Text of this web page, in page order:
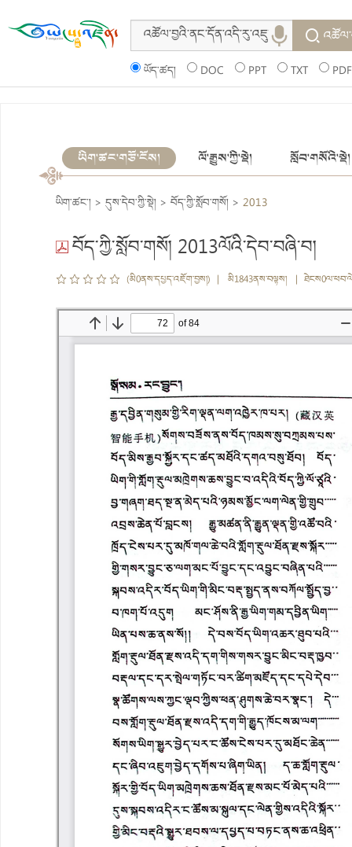
ཡོད་ཚད། DOC PPT TXT PDF
ཡིག་ཚང་གཙོ་ངོས། ལོ་རྒྱུས་ཀྱི་སྡེ། སློབ་གསོའི་སྡེ།
ཡིག་ཚང་། > དུས་དེབ་ཀྱི་སྡེ། > བོད་ཀྱི་སློབ་གསོ། > 2013
བོད་ཀྱི་སློབ་གསོ། 2013ལོའི་དེབ་བཞི་བ།
(མི0ནས་དཔྱད་འཇོག་བྱས།) | མི1843ནས་བལྟས། |